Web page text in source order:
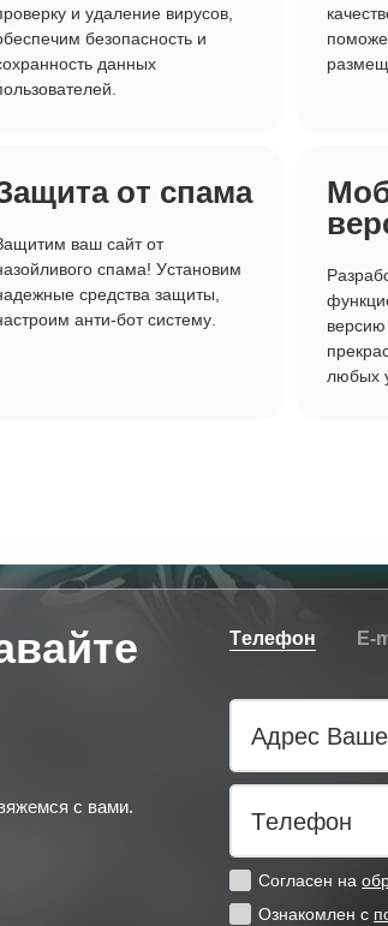
и удаление вирусов,
безопасность и
данных
от спама
ваш сайт от
спама! Установим
средства защиты,
анти-бот систему.
любых
с вами.
Телефон E-
Адрес
Телефон
Согласен на
Ознакомлен с